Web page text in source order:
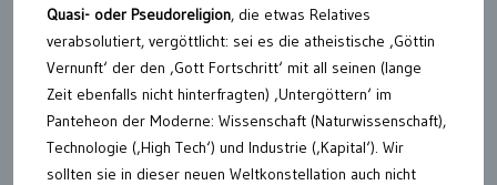
Quasi- oder Pseudoreligion, die etwas Relatives
verabsolutiert, vergöttlicht: sei es die atheistische ‚Göttin
Vernunft‘ der den ‚Gott Fortschritt‘ mit all seinen (lange
Zeit ebenfalls nicht hinterfragten) ‚Untergöttern‘ im
Panteheon der Moderne: Wissenschaft (Naturwissenschaft),
Technologie (‚High Tech‘) und Industrie (‚Kapital‘). Wir
sollten sie in dieser neuen Weltkonstellation auch nicht